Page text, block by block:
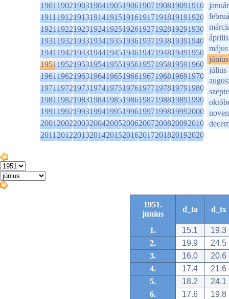
1901190219031904190519061907190819091910
1911191219131914191519161917191819191920
1921192219231924192519261927192819291930
1931193219331934193519361937193819391940
1941194219431944194519461947194819491950
1951195219531954195519561957195819591960
1961196219631964196519661967196819691970
1971197219731974197519761977197819791980
1981198219831984198519861987198819891990
1991199219931994199519961997199819992000
2001200220032004200520062007200820092010
2011201220132014201520162017201820192020
január
április
május
június
július
1951.
június
d_ta d_tx
1. 15.1
19.3
2.
19.9
24.5
3.
16.0
20.6
4.
17.4
21.6
5.
18.2
24.1
6.
17.6
19.8